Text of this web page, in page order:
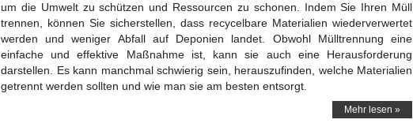
um die Umwelt zu schützen und Ressourcen zu schonen. Indem Sie Ihren Müll
trennen, können Sie sicherstellen, dass recycelbare Materialien wiederverwertet
werden und weniger Abfall auf Deponien landet. Obwohl Mülltrennung eine
einfache und effektive Maßnahme ist, kann sie auch eine Herausforderung
darstellen. Es kann manchmal schwierig sein, herauszufinden, welche Materialien
getrennt werden sollten und wie man sie am besten entsorgt.
Mehr lesen »